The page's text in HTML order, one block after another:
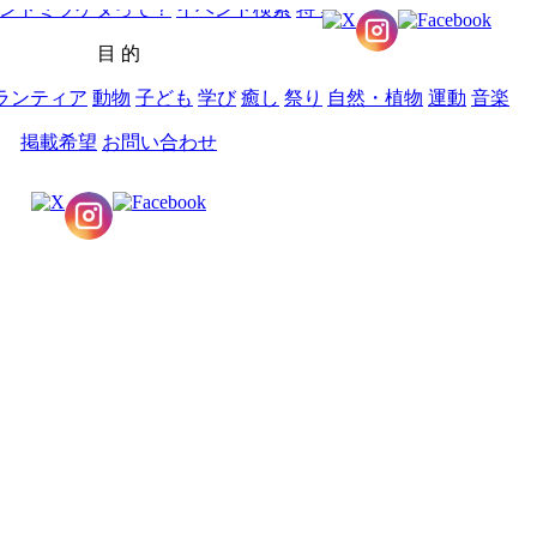
トミツケタって？ イベント検索 特 集
目 的
ンティア 動物 子ども 学び 癒し 祭り 自然・植物 運動 音楽
掲載希望 お問い合わせ